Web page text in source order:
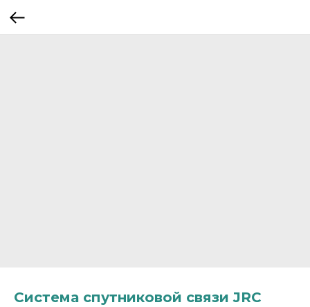
Система спутниковой связи JRC